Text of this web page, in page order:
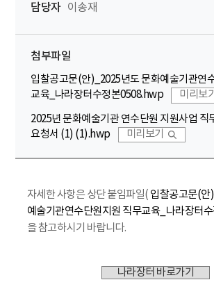
담당자 이송재
첨부파일
입찰공고문(안)_2025년도 문화예술기관연
교육_나라장터수정본0508.hwp
미리보기
2025년 문화예술기관 연수단원 지원사업 직
요청서 (1) (1).hwp
미리보기
자세한 사항은 상단 붙임파일( 입찰공고문(
예술기관연수단원지원 직무교육_나라장터
을 참고하시기 바랍니다.
나라장터 바로가기